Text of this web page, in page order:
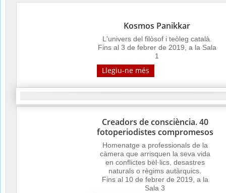
Kosmos Panikkar
L'univers del filòsof i teòleg català.
Fins al 3 de febrer de 2019, a la Sala
1
Llegiu-ne més
Creadors de consciència. 40
fotoperiodistes compromesos
Homenatge a professionals de la
càmera que arrisquen la seva vida
en conflictes bèl·lics, desastres
naturals o règims autàrquics.
Fins al 10 de febrer de 2019, a la
Sala 3